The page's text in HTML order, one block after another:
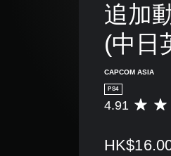
追加
(中日
CAPCOM ASIA
PS4
平
分
4.91